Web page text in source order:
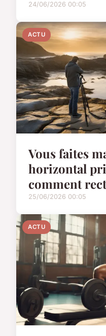
24/06/2026 00:05
ACTU
Vous faites
horizontal
comment
25/06/2026 00:05
ACTU